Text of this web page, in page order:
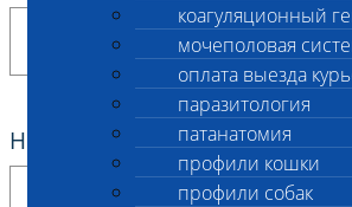
коагуляционный
мочеполовая
оплата выезда
паразитология
патанатомия
профили кошки
профили собак
Номер телефона владельца*